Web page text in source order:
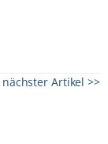
nächster Artikel >>